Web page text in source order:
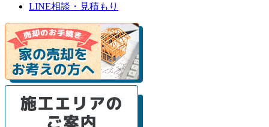
LINE相談・見積もり